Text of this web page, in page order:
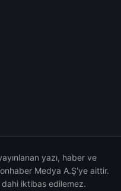
yazı, haber ve
Medya A.Ş'ye aittir.
iktibas edilemez.